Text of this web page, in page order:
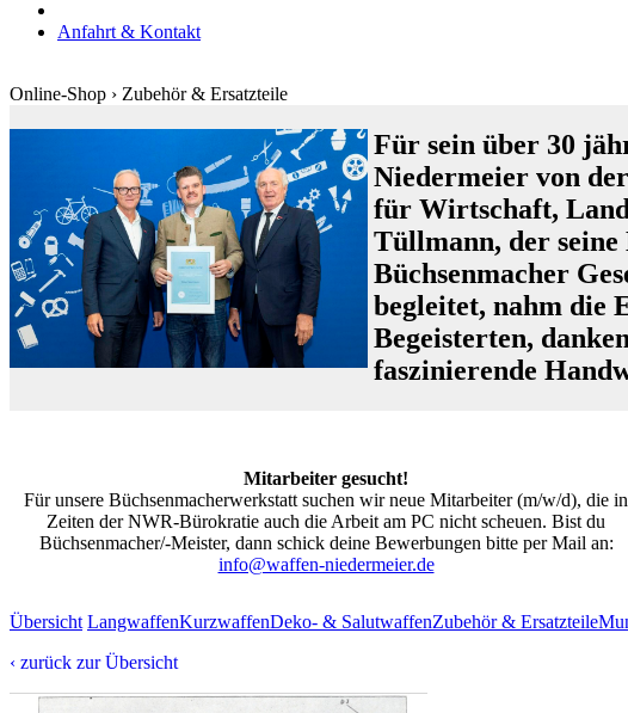
Anfahrt & Kontakt
Online-Shop › Zubehör & Ersatzteile
Für sein über 30
Niedermeier von
für Wirtschaft,
Tüllmann, der
Büchsenmacher
begleitet, nahm die
Begeisterten,
faszinierende
Mitarbeiter gesucht!
Für unsere Büchsenmacherwerkstatt suchen wir neue Mitarbeiter (m/w/d), die in
Zeiten der NWR-Bürokratie auch die Arbeit am PC nicht scheuen. Bist du
Büchsenmacher/-Meister, dann schick deine Bewerbungen bitte per Mail an:
info@waffen-niedermeier.de
Übersicht LangwaffenKurzwaffenDeko- & SalutwaffenZubehör & Ersatzteile
‹ zurück zur Übersicht